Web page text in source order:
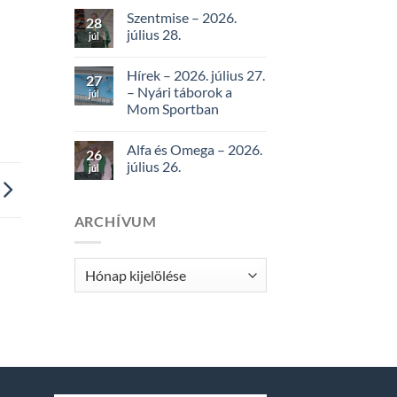
28
júl
Szentmise – 2026.
július 28.
27
júl
Hírek – 2026. július 27.
– Nyári táborok a
Mom Sportban
26
júl
Alfa és Omega – 2026.
július 26.
ARCHÍVUM
Archívum